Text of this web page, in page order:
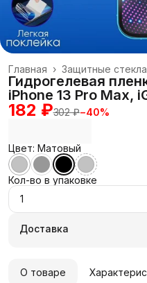
Защитные стекла
Главная ›
Гидрогелевая
iPhone 13 Pro Max,
182 ₽302 ₽−40%
Цвет: Матовый
Кол-во в упаковке
1
Доставка
О товаре